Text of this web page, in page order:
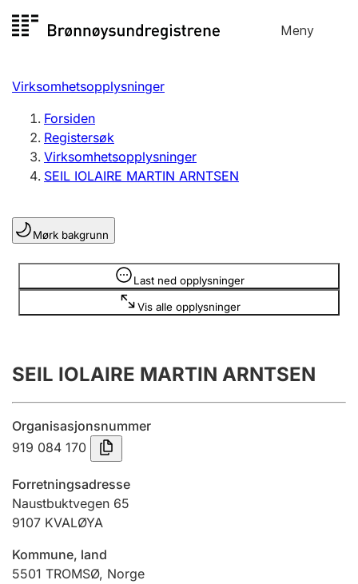
til
Meny
Registersøk
Aksjeselskap
Enkeltpersonforetak
Registrere, endre, slette
Lag og forening
Registrere, endre, slette
Årsregnskap
Innsending og forsinkelsesgebyr
Tinglysing
Jeger
Virksomhetsopplysninger
Forsiden
Registersøk
Virksomhetsopplysninger
SEIL IOLAIRE MARTIN ARNTSEN
Mørk bakgrunn
Last ned opplysninger
Vis alle opplysninger
Opplysninger er skjult
SEIL IOLAIRE MARTIN ARNTSEN
Organisasjonsnummer
919 084 170
Forretningsadresse
Naustbuktvegen 65
9107 KVALØYA
Kommune, land
5501 TROMSØ, Norge